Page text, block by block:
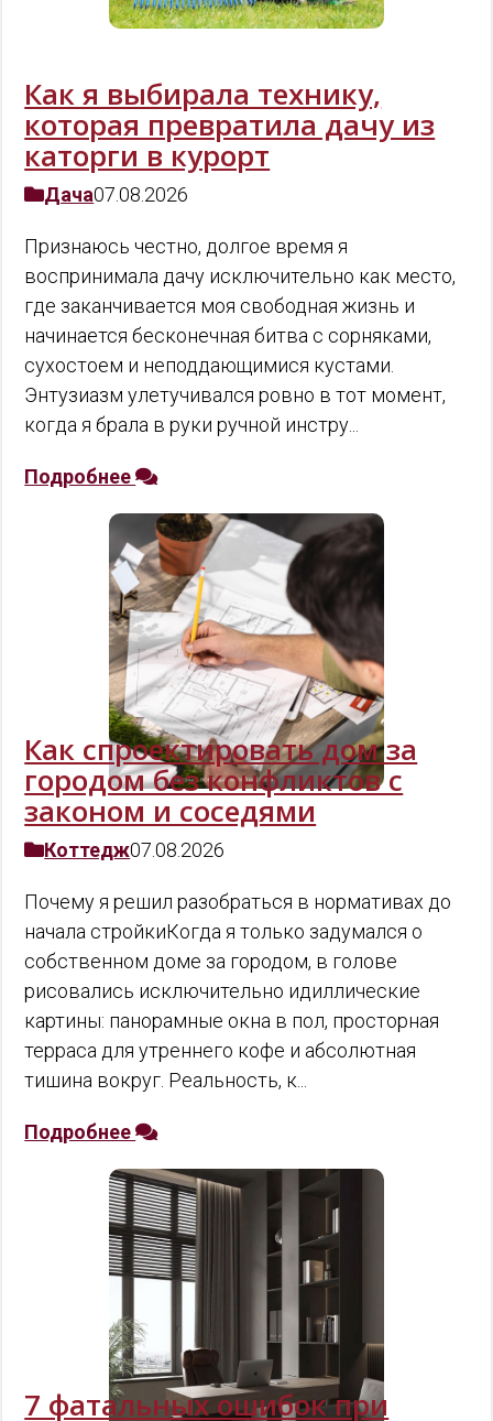
Как я выбирала технику,
которая превратила дачу из
каторги в курорт
Дача07.08.2026
Признаюсь честно, долгое время я
воспринимала дачу исключительно как место,
где заканчивается моя свободная жизнь и
начинается бесконечная битва с сорняками,
сухостоем и неподдающимися кустами.
Энтузиазм улетучивался ровно в тот момент,
когда я брала в руки ручной инстру...
Подробнее
Как спроектировать дом за
городом без конфликтов с
законом и соседями
Коттедж07.08.2026
Почему я решил разобраться в нормативах до
начала стройкиКогда я только задумался о
собственном доме за городом, в голове
рисовались исключительно идиллические
картины: панорамные окна в пол, просторная
терраса для утреннего кофе и абсолютная
тишина вокруг. Реальность, к...
Подробнее
7 фатальных ошибок при